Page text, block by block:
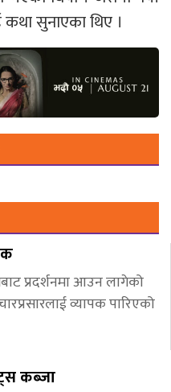
सुनाएका थिए ।
प्रदर्शनमा आउन लागेको
व्यापक पारिएको
कब्जा